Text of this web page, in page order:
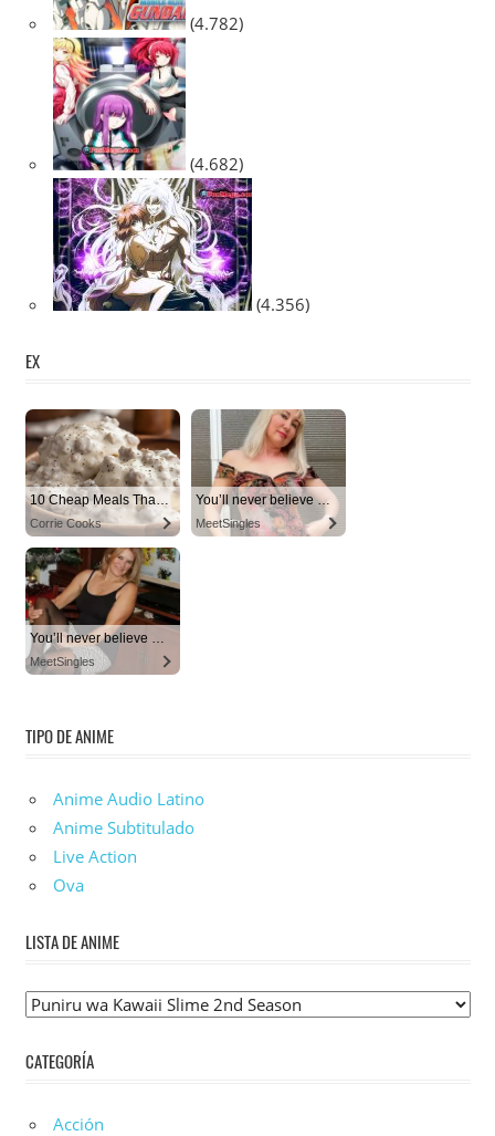
(4.782)
(4.682)
(4.356)
EX
TIPO DE ANIME
Anime Audio Latino
Anime Subtitulado
Live Action
Ova
LISTA DE ANIME
Lista
Anime
CATEGORÍA
Acción